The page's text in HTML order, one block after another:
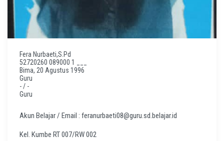
Fera Nurbaeti,S.Pd
52720260 089000 1 ___
Bima, 20 Agustus 1996
Guru
- / -
Guru
Akun Belajar / Email : feranurbaeti08@guru.sd.belajar.id
Kel. Kumbe RT 007/RW 002